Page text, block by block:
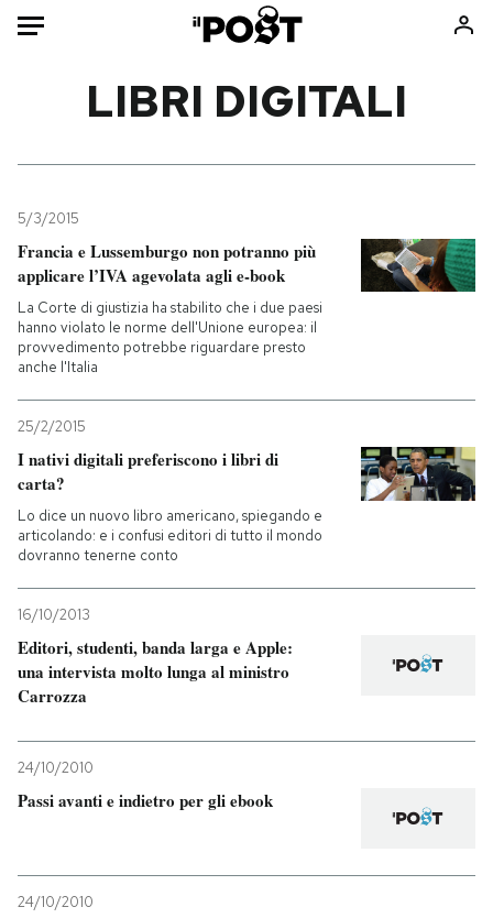
Mondo
Politica
Tecnologia
Internet
Scienza
Cultura
Economia
Consumismi
Storie/Idee
Ok Boomer!
Media
Altrecose
PODCAST
NEWSLETTER
I MIEI PREFERITI
AREA PERSONALE
LIBRI DIGITALI
5/3/2015
Francia e Lussemburgo non potranno più
applicare l’IVA agevolata agli e-book
La Corte di giustizia ha stabilito che i due paesi
hanno violato le norme dell'Unione europea: il
provvedimento potrebbe riguardare presto
anche l'Italia
25/2/2015
I nativi digitali preferiscono i libri di
carta?
Lo dice un nuovo libro americano, spiegando e
articolando: e i confusi editori di tutto il mondo
dovranno tenerne conto
16/10/2013
Editori, studenti, banda larga e Apple:
una intervista molto lunga al ministro
Carrozza
24/10/2010
Passi avanti e indietro per gli ebook
24/10/2010